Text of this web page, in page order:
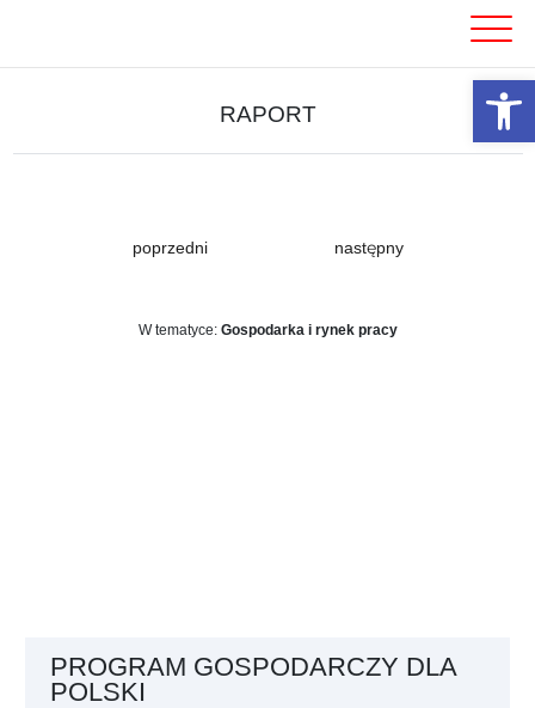
RAPORT
poprzedni następny
W tematyce: Gospodarka i rynek pracy
PROGRAM GOSPODARCZY DLA
POLSKI